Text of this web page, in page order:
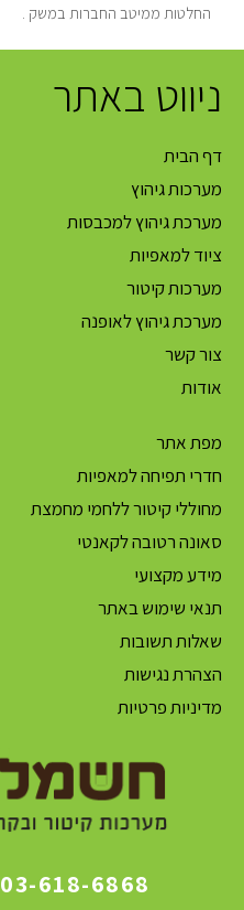
החלטות ממיטב החברות במשק .
ניווט באתר
דף הבית
מערכות גיהוץ
מערכת גיהוץ למכבסות
ציוד למאפיות
מערכות קיטור
מערכת גיהוץ לאופנה
צור קשר
אודות
מפת אתר
חדרי תפיחה למאפיות
מחוללי קיטור ללחמי מחמצת
סאונה רטובה לקאנטי
מידע מקצועי
תנאי שימוש באתר
שאלות תשובות
הצהרת נגישות
מדיניות פרטיות
03-618-6868